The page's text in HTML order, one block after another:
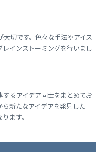
切です。色々な手法やアイス
インストーミングを行いまし
るアイデア同士をまとめてお
新たなアイデアを発見した
ます。